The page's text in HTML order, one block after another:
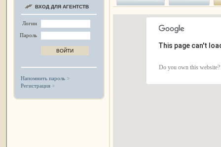
ВХОД ДЛЯ АГЕНТСТВ
Логин
Пароль
Напомнить пароль
Регистрация
This page can't
Do you own this website?